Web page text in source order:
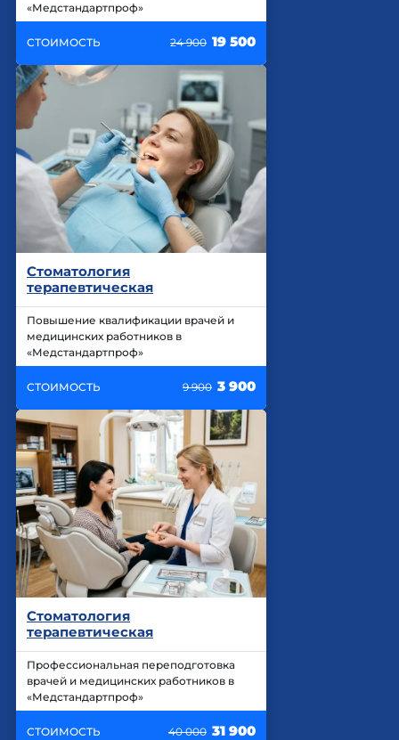
«Медстандартпроф»
СТОИМОСТЬ 24 900 19 500
Стоматология
терапевтическая
Повышение квалификации врачей и
медицинских работников в
«Медстандартпроф»
СТОИМОСТЬ 9 900 3 900
Стоматология
терапевтическая
Профессиональная переподготовка
врачей и медицинских работников в
«Медстандартпроф»
СТОИМОСТЬ 40 000 31 900